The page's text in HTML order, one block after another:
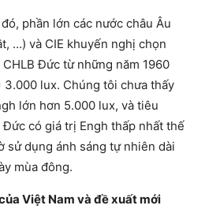
phần lớn các nước châu Âu
…) và CIE khuyến nghị chọn
Đức từ những năm 1960
3.000 lux. Chúng tôi chưa thấy
lớn hơn 5.000 lux, và tiêu
có giá trị Engh thấp nhất thế
sử dụng ánh sáng tự nhiên dài
mùa đông.
Việt Nam và đề xuất mới